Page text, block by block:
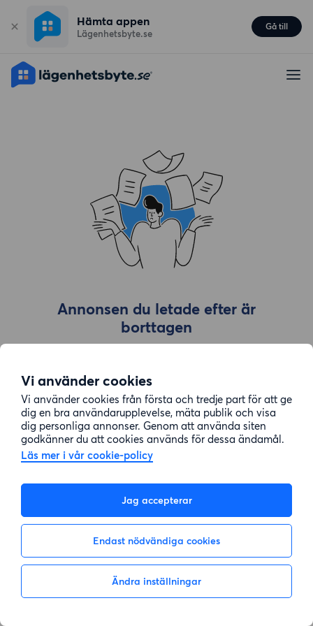
Vi använder cookies
Vi använder cookies från första och tredje part för att ge
dig en bra användarupplevelse, mäta publik och visa
dig personliga annonser. Genom att använda siten
godkänner du att cookies används för dessa ändamål.
Läs mer i vår cookie-policy
Jag accepterar
Endast nödvändiga cookies
Ändra inställningar
Hämta appen
Lägenhetsbyte.se
Gå till
Annonsen du letade efter är
borttagen
Gå till sök